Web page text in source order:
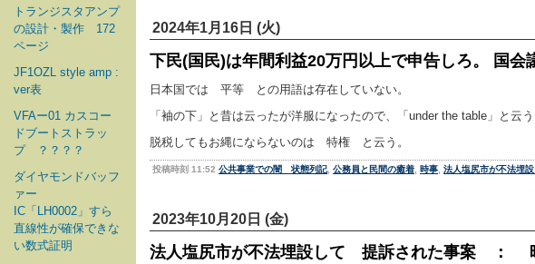
トランジスタアンプ
の設計・製作 172
ページ
JF1OZL style amp :
ver表
VFAー01 カスコー
ドブートストラッ
プ ？？？？
ダイヤモンドバッフ
ァー
IC「LH0002」すら
直線性が確保できな
い数式証明
2024年1月16日 (火)
下民(国民)は年間利益20万円以上で申告しろ。 国
日本国では 平等 との用語は存在していない。
「袖の下」と昔は云ったが洋服になったので、「under the table」と云う
脱税してもお縄にならないのは 特権 と云う。
投稿時刻 11:52 公共事業での闇 状態列記, 公務員と民間の癒着 時事 法人塩尻市が不法埋
2023年10月20日 (金)
法人塩尻市が不法埋設して 提訴された事案 ：